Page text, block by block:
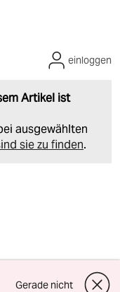
Artikel ist
ausgewählten
sie zu finden.
einloggen
Gerade nicht